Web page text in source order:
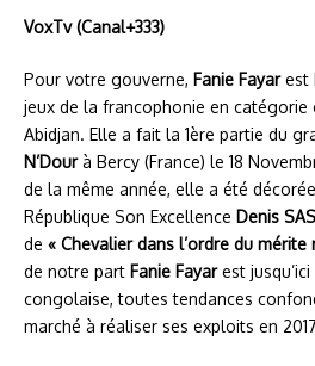
VoxTv (Canal+333)
Pour votre gouverne, Fanie Fayarest
jeux de la francophonie en catégorie
Abidjan. Elle a fait la 1ère partie du
N’Dourà Bercy (France) le 18
de la même année, elle a été
République Son Excellence Denis
de « Chevalier dans l’ordre du mérite
de notre part Fanie Fayarest
congolaise, toutes tendances
marché à réaliser ses exploits en